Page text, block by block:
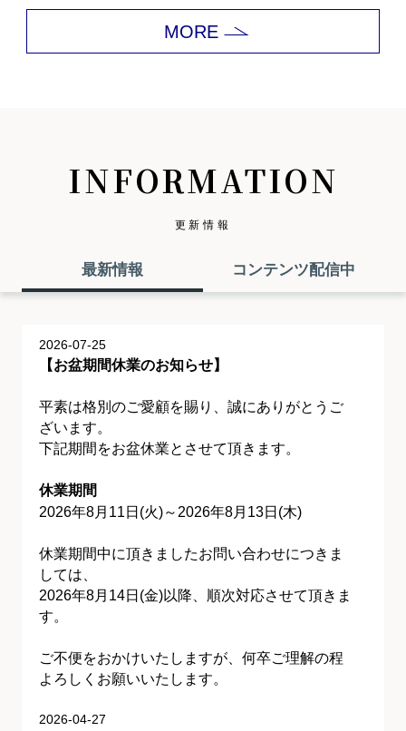
MORE
INFORMATION
更新情報
最新情報 コンテンツ配信中
2026-07-25
【お盆期間休業のお知らせ】
平素は格別のご愛顧を賜り、誠にありがとうご
ざいます。
下記期間をお盆休業とさせて頂きます。
休業期間
2026年8月11日(火)～2026年8月13日(木)
休業期間中に頂きましたお問い合わせにつきま
しては、
2026年8月14日(金)以降、順次対応させて頂きま
す。
ご不便をおかけいたしますが、何卒ご理解の程
よろしくお願いいたします。
2026-04-27